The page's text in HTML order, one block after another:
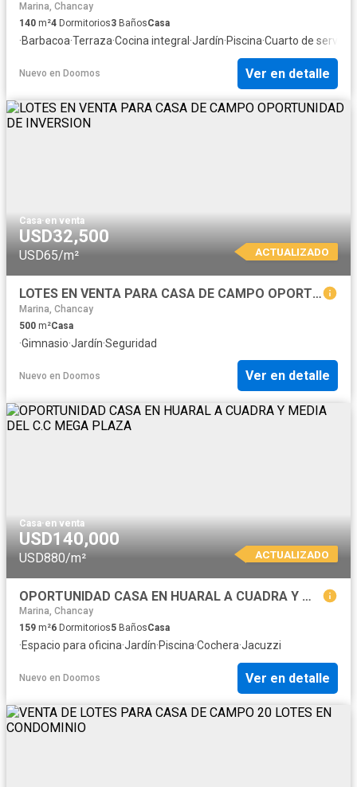
Marina, Chancay
140 m²4 Dormitorios3 BañosCasa
·Barbacoa·Terraza·Cocina integral ·Jardín·Piscina·Cuarto de servicio
Nuevo en Doomos Ver en detalle
Casa·en venta
USD32,500
USD65/m² ACTUALIZADO
LOTES EN VENTA PARA CASA DE CAMPO OPORTUNIDAD DE INVERSION
Marina, Chancay
500 m²Casa
·Gimnasio·Jardín·Seguridad
Nuevo en Doomos Ver en detalle
Casa·en venta
USD140,000
USD880/m² ACTUALIZADO
OPORTUNIDAD CASA EN HUARAL A CUADRA Y MEDIA DEL C.C MEGA PLAZA
Marina, Chancay
159 m²6 Dormitorios5 BañosCasa
·Espacio para oficina·Jardín·Piscina·Cochera·Jacuzzi
Nuevo en Doomos Ver en detalle